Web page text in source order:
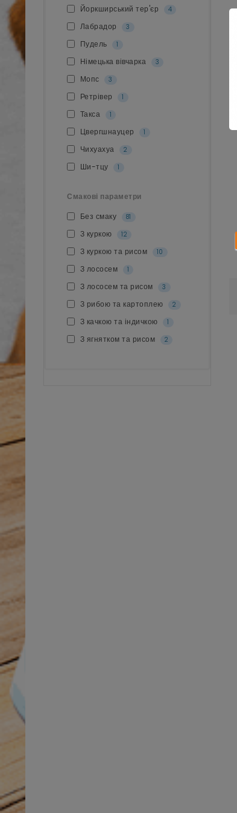
Йоркширський тер'єр 4
Лабрадор 3
Пудель 1
Німецька вівчарка 3
Мопс 3
Ретрівер 1
Такса 1
Цвергшнауцер 1
Чихуахуа 2
Ши-тцу 1
Смакові параметри
Без смаку
81
З куркою 12
З куркою та рисом 10
З лососем 1
З лососем та рисом 3
З рибою та картоплею 2
З качкою та індичкою 1
З ягнятком та рисом 2